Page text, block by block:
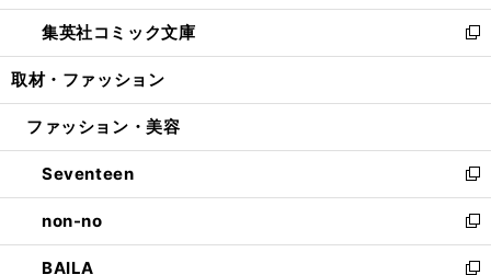
開
く
ウ
で
開
ン
ド
ウ
開
ウ
ィ
ン
ウ
開
く
し
い
ウ
ン
ウ
で
開
く
集英社コミック文庫
新
し
ウ
ン
ド
ウ
で
開
く
取材・ファッション
ファッション・美容
Seventeen
新
し
い
ウ
ィ
non-no
新
し
BAILA